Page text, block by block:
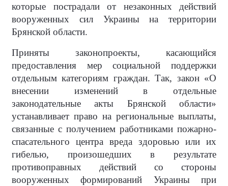
которые пострадали от незаконных действий
вооруженных сил Украины на территории
Брянской области.
Приняты законопроекты, касающийся
предоставления мер социальной поддержки
отдельным категориям граждан. Так, закон «О
внесении изменений в отдельные
законодательные акты Брянской области»
устанавливает право на региональные выплаты,
связанные с получением работниками пожарно-
спасательного центра вреда здоровью или их
гибелью, произошедших в результате
противоправных действий со стороны
вооруженных формирований Украины при